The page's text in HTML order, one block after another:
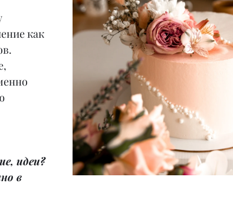
как
идеи?
в